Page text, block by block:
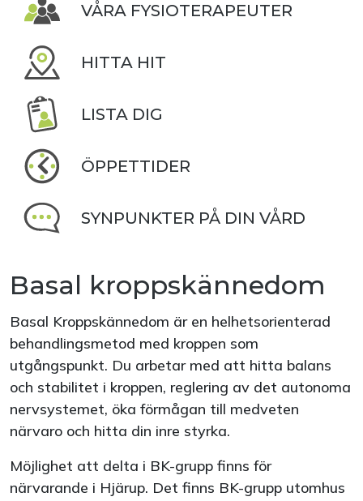
VÅRA FYSIOTERAPEUTER
HITTA HIT
LISTA DIG
ÖPPETTIDER
SYNPUNKTER PÅ DIN VÅRD
Basal kroppskännedom
Basal Kroppskännedom är en helhetsorienterad
behandlingsmetod med kroppen som
utgångspunkt. Du arbetar med att hitta balans
och stabilitet i kroppen, reglering av det autonoma
nervsystemet, öka förmågan till medveten
närvaro och hitta din inre styrka.
Möjlighet att delta i BK-grupp finns för
närvarande i Hjärup. Det finns BK-grupp utomhus